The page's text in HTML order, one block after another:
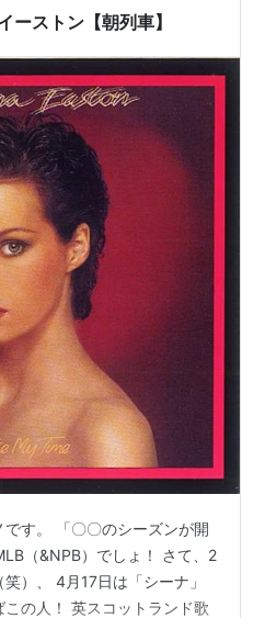
ーストン【朝列車】
す。 「〇〇のシーズンが開
（&NPB）でしょ！ さて、2
）、 4月17日は「シーナ」
の人！ 英スコットランド歌